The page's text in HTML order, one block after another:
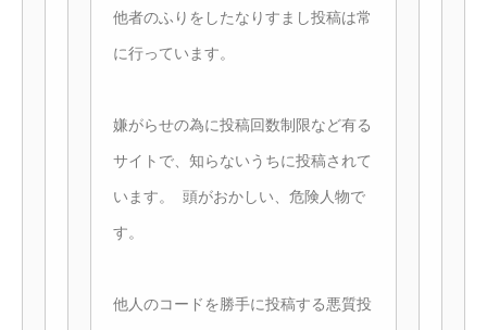
他者のふりをしたなりすまし投稿は常
に行っています。
嫌がらせの為に投稿回数制限など有る
サイトで、知らないうちに投稿されて
います。 頭がおかしい、危険人物で
す。
他人のコードを勝手に投稿する悪質投